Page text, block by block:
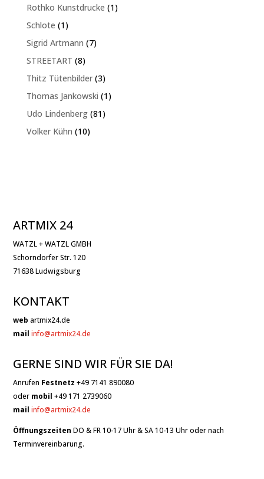
Produkte
Rothko Kunstdrucke 11
Schlote 11
Produkt
Sigrid Artmann 77
STREETART 88
Produkte
Thitz Tütenbilder 33
Produkte
Thomas Jankowski 11
Udo Lindenberg 8181
Volker Kühn 1010
ARTMIX 24
WATZL + WATZL GMBH
Schorndorfer Str. 120
71638 Ludwigsburg
KONTAKT
web artmix24.de
mail info@artmix24.de
GERNE SIND WIR FÜR SIE DA!
Anrufen Festnetz +49 7141 890080
oder mobil +49 171 2739060
mailinfo@artmix24.de
Öffnungszeiten DO & FR 10-17 Uhr & SA 10-13 Uhr oder nach
Terminvereinbarung.